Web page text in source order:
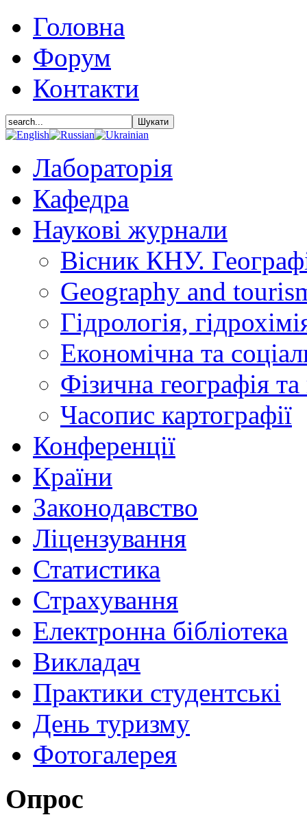
Головна
Форум
Контакти
Лабораторія
Кафедра
Наукові журнали
Вісник КНУ.
Geography and
Гідрологія,
Економічна та
Фізична географія
Часопис картографії
Конференції
Країни
Законодавство
Ліцензування
Статистика
Страхування
Електронна бібліотека
Викладач
Практики студентські
День туризму
Фотогалерея
Опрос